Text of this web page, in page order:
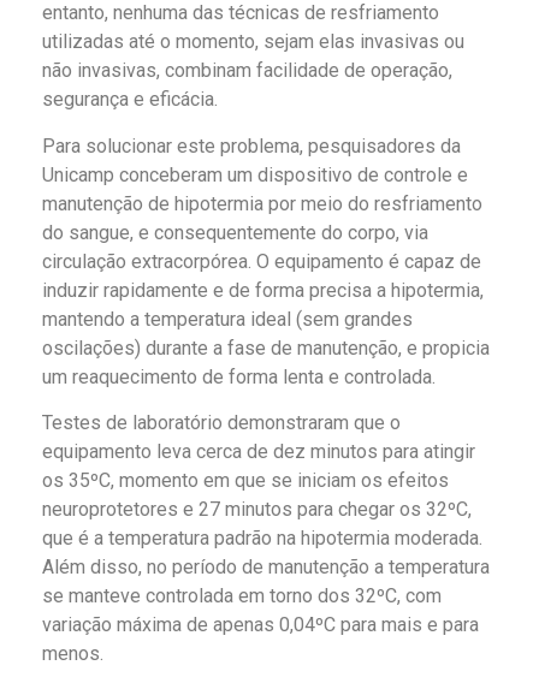
entanto, nenhuma das técnicas de resfriamento
utilizadas até o momento, sejam elas invasivas ou
não invasivas, combinam facilidade de operação,
segurança e eficácia.
Para solucionar este problema, pesquisadores da
Unicamp conceberam um dispositivo de controle e
manutenção de hipotermia por meio do resfriamento
do sangue, e consequentemente do corpo, via
circulação extracorpórea. O equipamento é capaz de
induzir rapidamente e de forma precisa a hipotermia,
mantendo a temperatura ideal (sem grandes
oscilações) durante a fase de manutenção, e propicia
um reaquecimento de forma lenta e controlada.
Testes de laboratório demonstraram que o
equipamento leva cerca de dez minutos para atingir
os 35ºC, momento em que se iniciam os efeitos
neuroprotetores e 27 minutos para chegar os 32ºC,
que é a temperatura padrão na hipotermia moderada.
Além disso, no período de manutenção a temperatura
se manteve controlada em torno dos 32ºC, com
variação máxima de apenas 0,04ºC para mais e para
menos.